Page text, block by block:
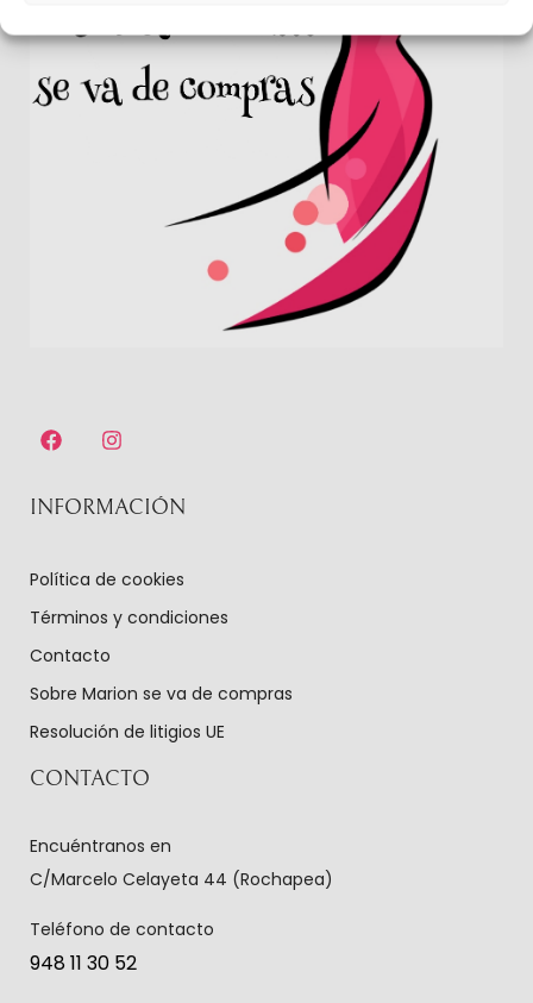
INFORMACIÓN
Política de cookies
Términos y condiciones
Contacto
Sobre Marion se va de compras
Resolución de litigios UE
CONTACTO
Encuéntranos en
C/Marcelo Celayeta 44 (Rochapea)
Teléfono de contacto
948 11 30 52